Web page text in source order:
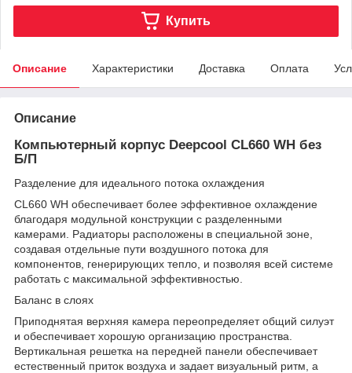
Купить
Описание Характеристики Доставка Оплата
Описание
Компьютерный корпус Deepcool CL660 WH без
Б/П
Разделение для идеального потока охлаждения
CL660 WH обеспечивает более эффективное охлаждение
благодаря модульной конструкции с разделенными
камерами. Радиаторы расположены в специальной зоне,
создавая отдельные пути воздушного потока для
компонентов, генерирующих тепло, и позволяя всей системе
работать с максимальной эффективностью.
Баланс в слоях
Приподнятая верхняя камера переопределяет общий силуэт
и обеспечивает хорошую организацию пространства.
Вертикальная решетка на передней панели обеспечивает
естественный приток воздуха и задает визуальный ритм, а